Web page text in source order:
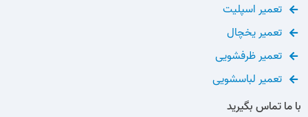
تعمیر اسپلیت
تعمیر یخچال
تعمیر ظرفشویی
تعمیر لباسشویی
با ما تماس بگیرید